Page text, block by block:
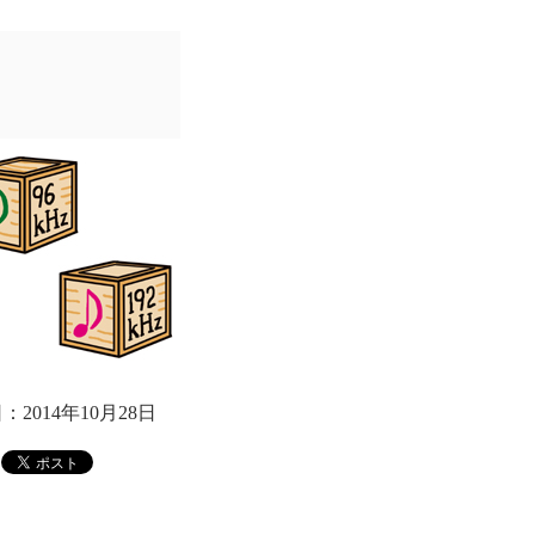
2014年10月28日